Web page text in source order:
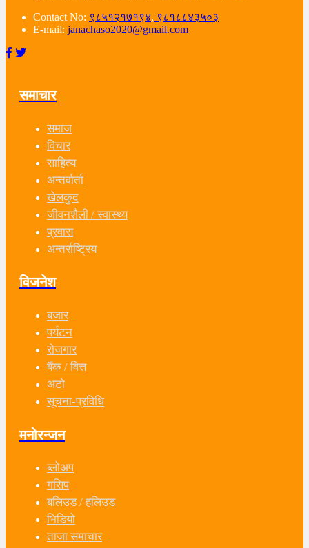
Contact No: ९८५१२१७१९४, ९८१८८४३५०३
E-mail: janachaso2020@gmail.com
समाचार
समाज
विचार
साहित्य
अन्तर्वार्ता
खेलकुद
जीवनशैली / स्वास्थ्य
प्रवास
अन्तर्राष्ट्रिय
विजनेश
बजार
पर्यटन
रोजगार
बैंक / वित्त
अटो
सूचना-प्रविधि
मनोरन्जन
ब्लोअप
गसिप
बलिउड / हलिउड
भिडियो
ताजा समाचार